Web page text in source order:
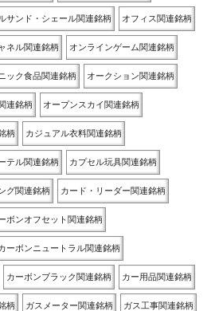
サンド・シェール関連銘柄 オフィス関連銘柄
ネル関連銘柄 オンラインゲーム関連銘柄
ック食品関連銘柄 オークション関連銘柄
連銘柄 オープンスカイ関連銘柄
柄 カジュアル衣料関連銘柄
テル関連銘柄 カプセル玩具関連銘柄
グ関連銘柄 カード・リーダー関連銘柄
ボンオフセット関連銘柄
ーボンニュートラル関連銘柄
カーボンブラック関連銘柄 カー用品関連銘柄
柄 ガスメーター関連銘柄 ガス工事関連銘柄